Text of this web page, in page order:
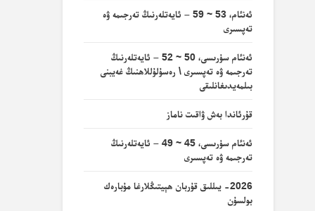
ئەنئام، 53 ~ 59 – ئايەتلەرنىڭ تەرجىمە ۋە
تەپسىرى
ئەنئام سۈرىسى، 50 ~ 52 – ئايەتلەرنىڭ
تەرجىمە ۋە تەپسىرى \ رەسۇلۇللاھنىڭ غەيبنى
بىلمەيدىغانلىقى
قۇرئاندا بەش ۋاقىت ناماز
ئەنئام سۈرىسى، 45 ~ 49 – ئايەتلەرنىڭ
تەرجىمە ۋە تەپسىرى
2026- يىللىق قۇربان ھېيتىڭلارغا مۇبارەك
بولسۇن